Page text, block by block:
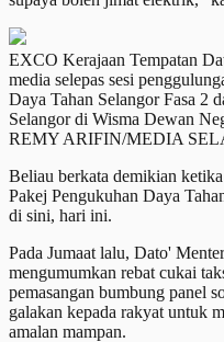
EXCO Kerajaan Tempatan
media selepas sesi
Daya Tahan Selangor Fasa 2
Selangor di Wisma Dewan
REMY ARIFIN/MEDIA
Beliau berkata demikian
Pakej Pengukuhan Daya
di sini, hari ini.
Pada Jumaat lalu, Dato'
mengumumkan rebat cukai
pemasangan bumbung panel
galakan kepada rakyat untuk
amalan mampan.